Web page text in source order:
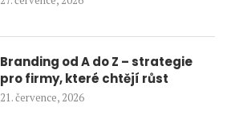
Branding od A do Z – strategie
pro firmy, které chtějí růst
21. července, 2026